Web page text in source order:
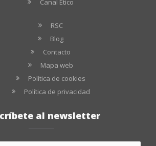
RSC
Blog
Contacto
Mapa web
Política de cookies
Política de privacidad
al newsletter